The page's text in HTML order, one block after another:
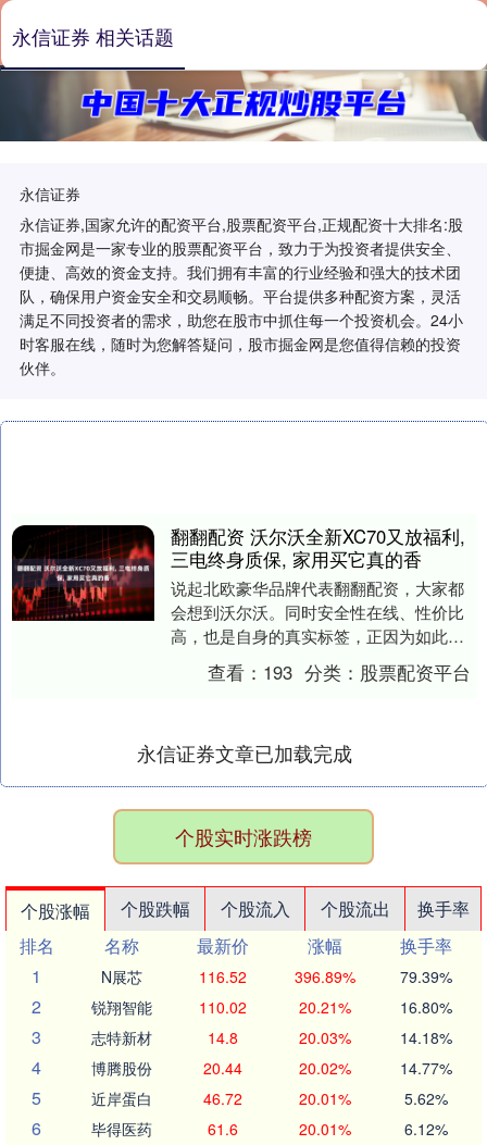
永信证券
永信证券,国家允许的配资平台,股票配资平台,正规配资十大排名:股
市掘金网是一家专业的股票配资平台，致力于为投资者提供安全、
便捷、高效的资金支持。我们拥有丰富的行业经验和强大的技术团
队，确保用户资金安全和交易顺畅。平台提供多种配资方案，灵活
满足不同投资者的需求，助您在股市中抓住每一个投资机会。24小
时客服在线，随时为您解答疑问，股市掘金网是您值得信赖的投资
伙伴。
永信证券 相关话题
翻翻配资 沃尔沃全新XC70又放福利,
三电终身质保, 家用买它真的香
说起北欧豪华品牌代表翻翻配资，大家都
会想到沃尔沃。同时安全性在线、性价比
高，也是自身的真实标签，正因为如此，
旗下的车型得以吸引诸多消费者的认可。
并且随着新能源时....
查看： 193 分类： 股票配资平台
永信证券文章已加载完成
个股实时涨跌榜
个股涨幅 个股跌幅 个股流入 个股流出
换手率
排名
名称 最新价 涨幅
换手率
1
N展芯 116.52 396.89% 79.39%
2 锐翔智能 110.02 20.21% 16.80%
3 志特新材 14.8 20.03% 14.18%
4 博腾股份 20.44 20.02% 14.77%
5 近岸蛋白 46.72 20.01% 5.62%
6 毕得医药 61.6 20.01% 6.12%